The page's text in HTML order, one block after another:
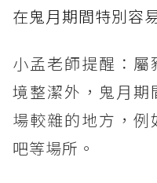
在鬼月期間特別容
小孟老師提醒：
境整潔外，鬼月期
場較雜的地方，
吧等場所。